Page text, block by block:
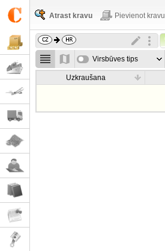
Atrast kravu Pievienot kravu
Virsbūves tips
Uzkraušana